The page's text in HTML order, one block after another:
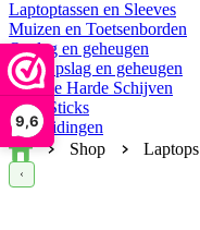
9,6
Laptoptassen en Sleeves
Muizen en Toetsenborden
Opslag en geheugen
Alle Opslag en geheugen
Externe Harde Schijven
USB Sticks
Uitbreidingen
Home
Shop Laptops